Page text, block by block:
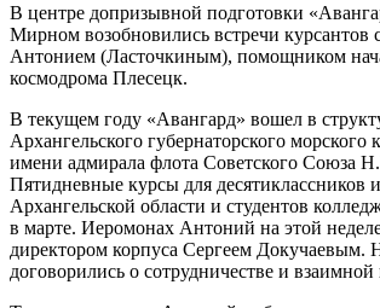
В центре допризывной подготовки
Мирном возобновились встречи курсантов
Антонием (Ласточкиным), помощником
космодрома Плесецк.
В текущем году «Авангард» вошел в
Архангельского губернаторского морского
имени адмирала флота Советского Союза
Пятидневные курсы для десятиклассников
Архангельской области и студентов
в марте. Иеромонах Антоний на этой
директором корпуса Сергеем Докучаевым.
договорились о сотрудничестве и